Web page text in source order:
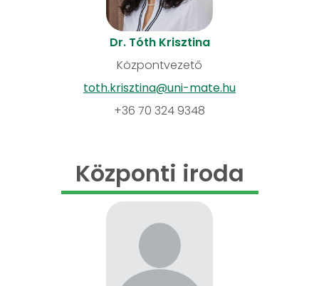
Dr. Tóth Krisztina
Központvezető
toth.krisztina@uni-mate.hu
+36 70 324 9348
Központi iroda